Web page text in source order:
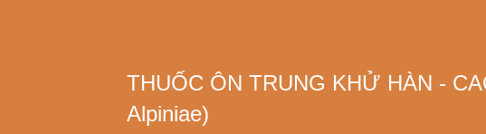
THUỐC ÔN TRUNG KHỬ HÀN -
Alpiniae)